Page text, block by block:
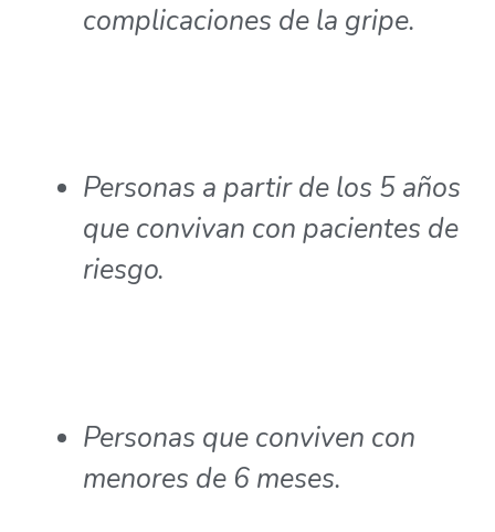
complicaciones de la gripe.
Personas a partir de los 5 años
que convivan con pacientes de
riesgo.
Personas que conviven con
menores de 6 meses.